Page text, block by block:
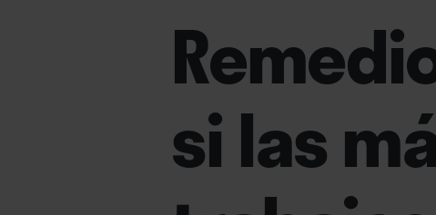
si las